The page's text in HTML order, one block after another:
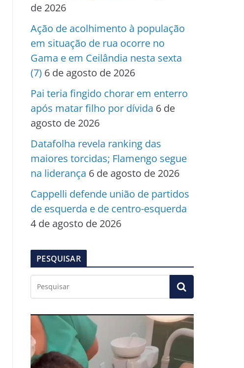
de 2026
Ação de acolhimento à população
em situação de rua ocorre no
Gama e em Ceilândia nesta sexta
(7) 6 de agosto de 2026
Pai teria fingido chorar em enterro
após matar filho por dívida 6 de
agosto de 2026
Datafolha revela ranking das
maiores torcidas; Flamengo segue
na liderança 6 de agosto de 2026
Cappelli defende união de partidos
de esquerda e de centro-esquerda
4 de agosto de 2026
PESQUISAR